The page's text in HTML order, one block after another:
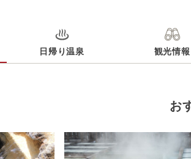
日帰り温泉 観光情報
お